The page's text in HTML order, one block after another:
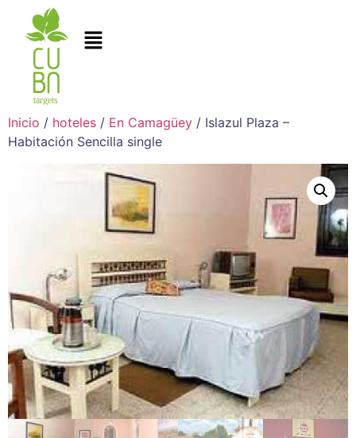
Inicio / hoteles / En Camagüey / Islazul Plaza –
Habitación Sencilla single